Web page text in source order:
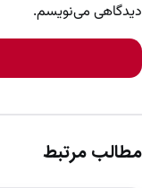
دیدگاهی می‌نویسم.
مطالب مرتبط